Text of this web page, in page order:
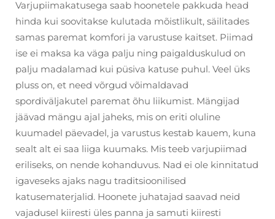
Varjupiimakatusega saab hoonetele pakkuda head
hinda kui soovitakse kulutada mõistlikult, säilitades
samas paremat komfori ja varustuse kaitset. Piimad
ise ei maksa ka väga palju ning paigalduskulud on
palju madalamad kui püsiva katuse puhul. Veel üks
pluss on, et need võrgud võimaldavad
spordiväljakutel paremat õhu liikumist. Mängijad
jäävad mängu ajal jaheks, mis on eriti oluline
kuumadel päevadel, ja varustus kestab kauem, kuna
sealt alt ei saa liiga kuumaks. Mis teeb varjupiimad
eriliseks, on nende kohanduvus. Nad ei ole kinnitatud
igaveseks ajaks nagu traditsioonilised
katusematerjalid. Hoonete juhatajad saavad neid
vajadusel kiiresti üles panna ja samuti kiiresti